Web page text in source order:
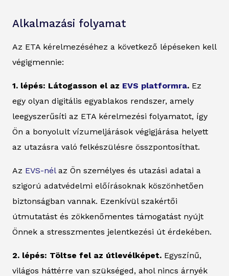
Alkalmazási folyamat
Az ETA kérelmezéséhez a következő lépéseken kell
végigmennie:
1. lépés: Látogasson el az EVS platformra. Ez
egy olyan digitális egyablakos rendszer, amely
leegyszerűsíti az ETA kérelmezési folyamatot, így
Ön a bonyolult vízumeljárások végigjárása helyett
az utazásra való felkészülésre összpontosíthat.
Az EVS-nélaz Ön személyes és utazási adatai a
szigorú adatvédelmi előírásoknak köszönhetően
biztonságban vannak. Ezenkívül szakértői
útmutatást és zökkenőmentes támogatást nyújt
Önnek a stresszmentes jelentkezési út érdekében.
2. lépés: Töltse fel az útlevélképet. Egyszínű,
világos háttérre van szükséged, ahol nincs árnyék